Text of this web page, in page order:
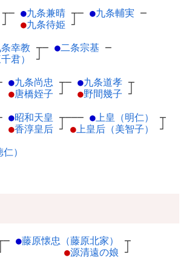
┬
┘
─ ●九条兼晴 ┬
●九条待姫 ┘
─ ●九条輔実 ─
幸教 ┬
君） ┘
─ ●二条宗基 ─
●九条尚忠 ┬
●唐橋姪子 ┘
─ ●九条道孝 ┬
●野間幾子 ┘
●昭和天皇 ┬
●香淳皇后 ┘
─── ● 上皇（明仁）
┬
● 上皇后（美智子） ┘
）
─ ●藤原懐忠（藤原北家）
┬
●源清遠の娘 ┘